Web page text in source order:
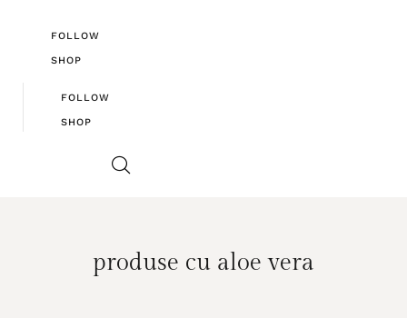
FOLLOW
SHOP
FOLLOW
SHOP
produse cu aloe vera